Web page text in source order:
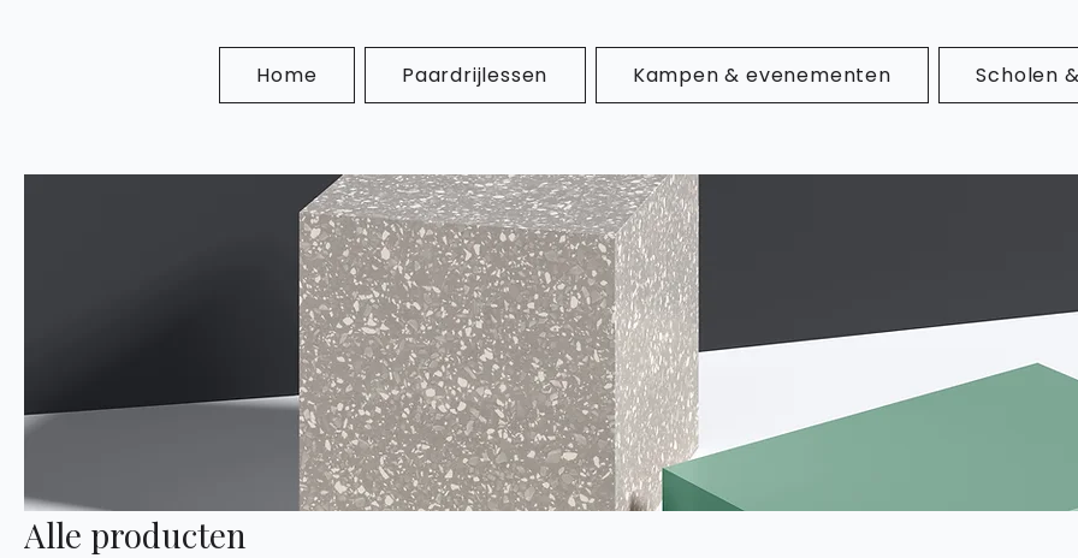
Home Paardrijlessen Kampen & evenementen Scholen
Alle producten